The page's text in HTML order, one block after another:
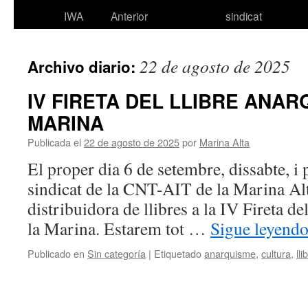
IWA Anterior sindicat
Archivo diario: 22 de agosto de 2025
IV FIRETA DEL LLIBRE
MARINA
Publicada el 22 de agosto de 2025por Marina Alta
El proper dia 6 de setembre, dissabte, i
sindicat de la CNT-AIT de la Marina
distribuidora de llibres a la IV Fireta
la Marina. Estarem tot … Sigue
Publicado en Sin categoría | Etiquetadoanarquisme, cultura,